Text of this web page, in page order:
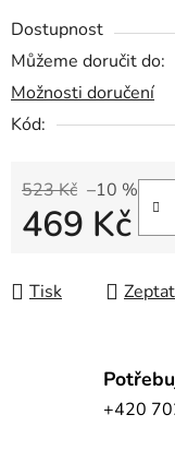
Dostupnost
Můžeme doručit do:
Možnosti doručení
Kód:
523 Kč –10 %
469 Kč
Tisk
+420